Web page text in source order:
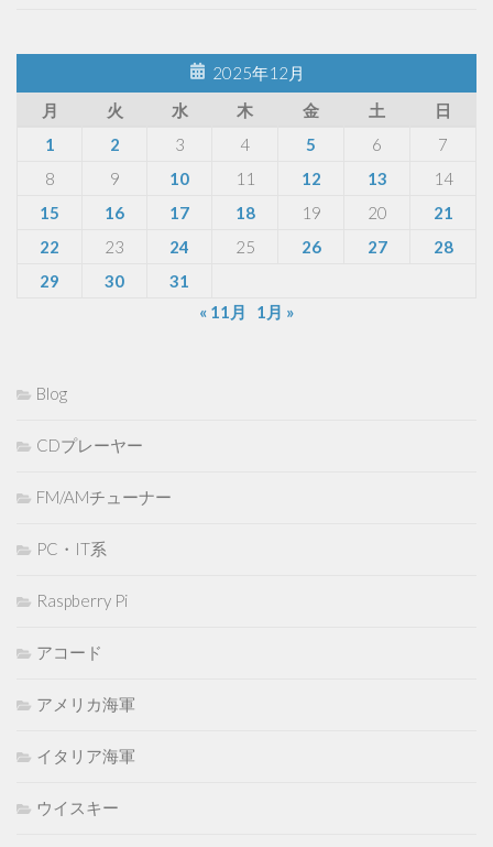
2025年12月
月
火 水 木 金 土
日
1
2 3 4 5 6
7
8
9 10 11 12 13
14
15
16 17 18 19 20
21
22
23 24 25 26 27
28
29
30
31
« 11月
1月 »
Blog
CDプレーヤー
FM/AMチューナー
PC・IT系
Raspberry Pi
アコード
アメリカ海軍
イタリア海軍
ウイスキー